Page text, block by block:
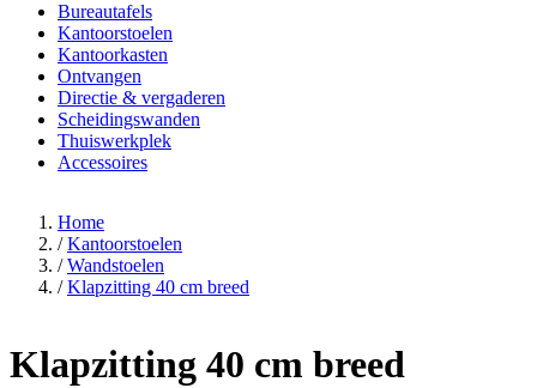
Bureautafels
Kantoorstoelen
Kantoorkasten
Ontvangen
Directie & vergaderen
Scheidingswanden
Thuiswerkplek
Accessoires
Home
/ Kantoorstoelen
/ Wandstoelen
/ Klapzitting 40 cm breed
Klapzitting 40 cm breed